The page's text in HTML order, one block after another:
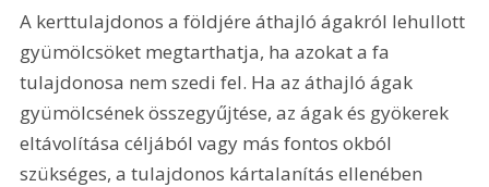
A kerttulajdonos a földjére áthajló ágakról lehullott
gyümölcsöket megtarthatja, ha azokat a fa
tulajdonosa nem szedi fel. Ha az áthajló ágak
gyümölcsének összegyűjtése, az ágak és gyökerek
eltávolítása céljából vagy más fontos okból
szükséges, a tulajdonos kártalanítás ellenében